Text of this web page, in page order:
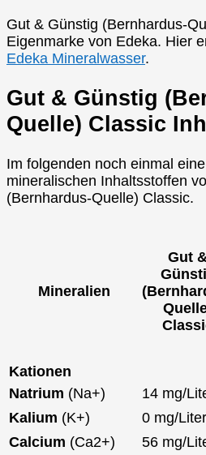
Gut & Günstig (Bernhardus-
Eigenmarke von Edeka. Hier
Edeka Mineralwasser.
Gut & Günstig
Quelle) Classic
Im folgenden noch einmal
mineralischen Inhaltsstoffen
(Bernhardus-Quelle) Classic.
Mineralien
Gut
Kationen
Natrium (Na+) 14 mg/
Kalium (K+) 0 mg/Liter
Calcium (Ca2+) 56 mg/